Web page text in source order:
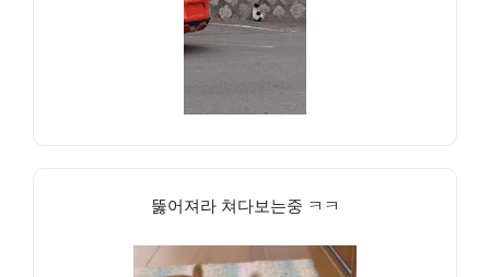
뚫어져라 쳐다보는중 ㅋㅋ